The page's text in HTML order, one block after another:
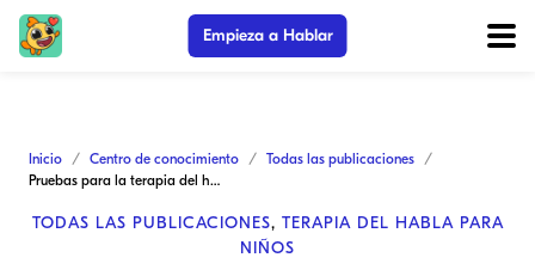
Empieza a Hablar
Inicio Centro de conocimiento
Todas las publicaciones
Pruebas para la terapia del habla y el lenguaje
TODAS LAS PUBLICACIONES, TERAPIA DEL HABLA PARA
NIÑOS